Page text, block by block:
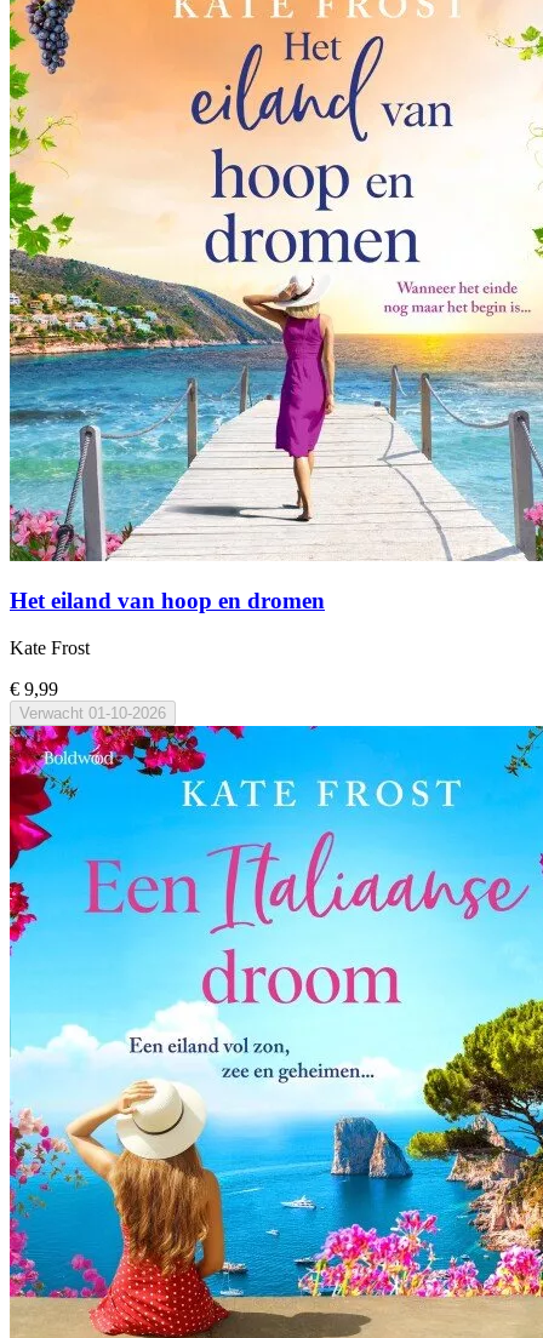
Het eiland van hoop en dromen
Kate Frost
€ 9,99
Verwacht 01-10-2026